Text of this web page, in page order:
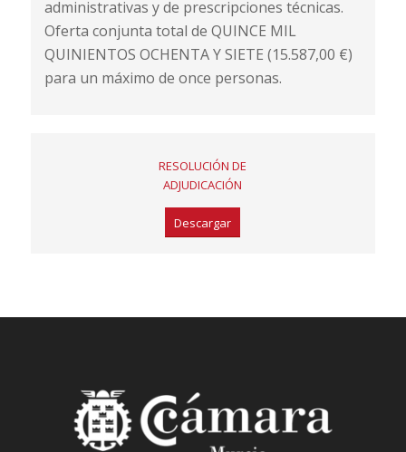
administrativas y de prescripciones técnicas.
Oferta conjunta total de QUINCE MIL
QUINIENTOS OCHENTA Y SIETE (15.587,00 €)
para un máximo de once personas.
RESOLUCIÓN DE
ADJUDICACIÓN
Descargar